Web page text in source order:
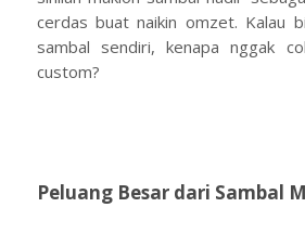
cerdas buat naikin omzet. Kalau
sambal sendiri, kenapa nggak
custom?
Peluang Besar dari Sambal